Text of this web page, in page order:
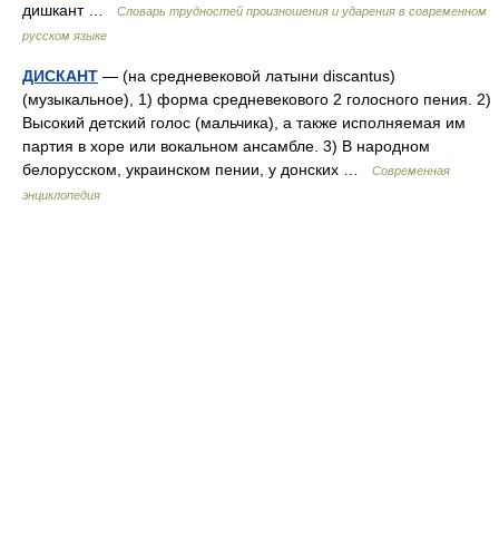
дишкант …
Словарь трудностей произношения и ударения в современном
русском языке
ДИСКАНТ — (на средневековой латыни discantus)
(музыкальное), 1) форма средневекового 2 голосного пения. 2)
Высокий детский голос (мальчика), а также исполняемая им
партия в хоре или вокальном ансамбле. 3) В народном
белорусском, украинском пении, у донских …
Современная
энциклопедия